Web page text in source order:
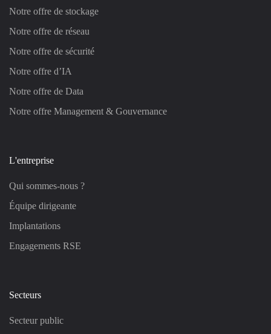
Notre offre de stockage
Notre offre de réseau
Notre offre de sécurité
Notre offre d’IA
Notre offre de Data
Notre offre Management & Gouvernance
L'entreprise
Qui sommes-nous ?
Équipe dirigeante
Implantations
Engagements RSE
Secteurs
Secteur public